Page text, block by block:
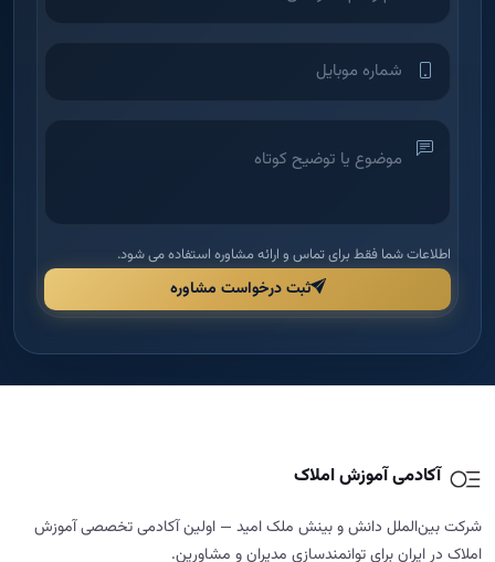
اطلاعات شما فقط برای تماس و ارائه مشاوره استفاده می شود.
ثبت درخواست مشاوره
آکادمی آموزش املاک
شرکت بین‌الملل دانش و بینش ملک امید — اولین آکادمی تخصصی آموزش
املاک در ایران برای توانمندسازی مدیران و مشاورین.